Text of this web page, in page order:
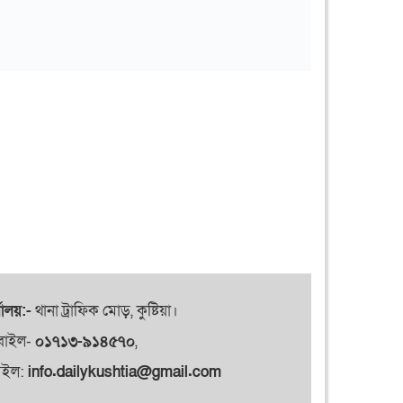
থানা ট্রাফিক মোড়, কুষ্টিয়া।
০১৭১৩-৯১৪৫৭০,
info.dailykushtia@gmail.com